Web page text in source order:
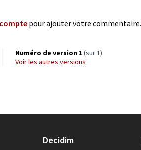
pour ajouter votre commentaire.
Numéro de version 1(sur 1)
voir les autres versions
Decidim